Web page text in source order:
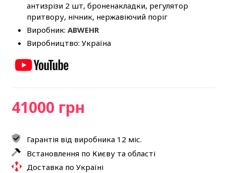
антизрізи 2 шт, броненакладки, регулятор
притвору, нічник, нержавіючий поріг
Виробник: ABWEHR
Виробництво: Україна
41000 грн
Гарантія від виробника 12 міс.
Встановлення по Києву та області
Доставка по Україні